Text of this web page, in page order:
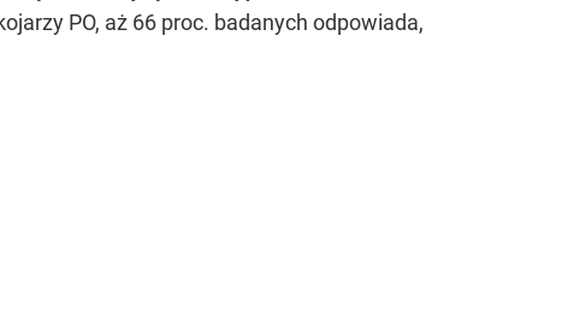
PO, aż 66 proc. badanych odpowiada,